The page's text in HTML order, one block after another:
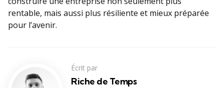
rentable, mais aussi plus résiliente et mieux préparée
pour l’avenir.
Écrit par
Riche de Temps